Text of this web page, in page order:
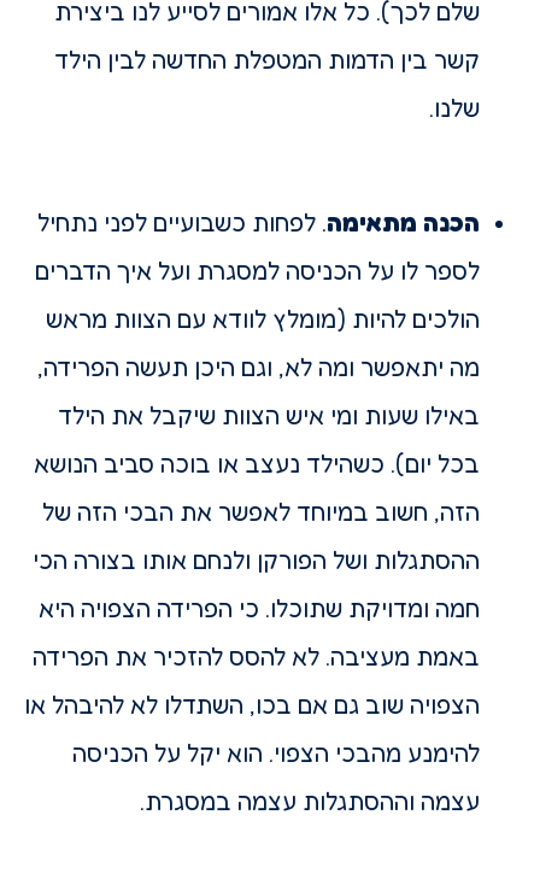
שלם לכך). כל אלו אמורים לסייע לנו ביצירת
קשר בין הדמות המטפלת החדשה לבין הילד
שלנו.
הכנה מתאימה. לפחות כשבועיים לפני נתחיל
לספר לו על הכניסה למסגרת ועל איך הדברים
הולכים להיות (מומלץ לוודא עם הצוות מראש
מה יתאפשר ומה לא, וגם היכן תעשה הפרידה,
באילו שעות ומי איש הצוות שיקבל את הילד
בכל יום). כשהילד נעצב או בוכה סביב הנושא
הזה, חשוב במיוחד לאפשר את הבכי הזה של
ההסתגלות ושל הפורקן ולנחם אותו בצורה הכי
חמה ומדויקת שתוכלו. כי הפרידה הצפויה היא
באמת מעציבה. לא להסס להזכיר את הפרידה
הצפויה שוב גם אם בכו, השתדלו לא להיבהל או
להימנע מהבכי הצפוי. הוא יקל על הכניסה
עצמה וההסתגלות עצמה במסגרת.